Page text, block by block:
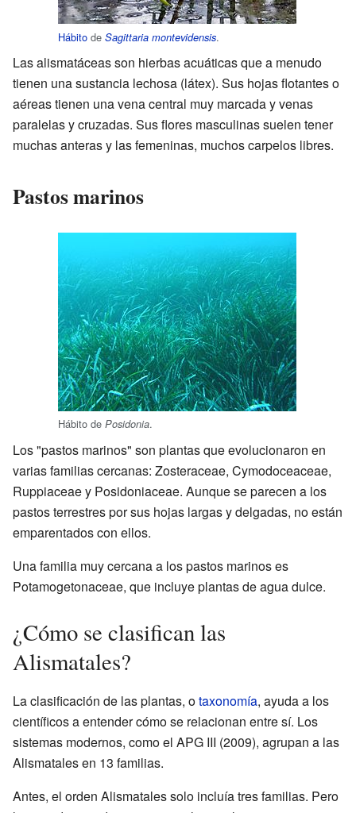
Hábito de Sagittaria montevidensis.
Las alismatáceas son hierbas acuáticas que a menudo
tienen una sustancia lechosa (látex). Sus hojas flotantes o
aéreas tienen una vena central muy marcada y venas
paralelas y cruzadas. Sus flores masculinas suelen tener
muchas anteras y las femeninas, muchos carpelos libres.
Pastos marinos
Hábito de Posidonia.
Los "pastos marinos" son plantas que evolucionaron en
varias familias cercanas: Zosteraceae, Cymodoceaceae,
Ruppiaceae y Posidoniaceae. Aunque se parecen a los
pastos terrestres por sus hojas largas y delgadas, no están
emparentados con ellos.
Una familia muy cercana a los pastos marinos es
Potamogetonaceae, que incluye plantas de agua dulce.
¿Cómo se clasifican las
Alismatales?
La clasificación de las plantas, otaxonomía, ayuda a los
científicos a entender cómo se relacionan entre sí. Los
sistemas modernos, como el APG III (2009), agrupan a las
Alismatales en 13 familias.
Antes, el orden Alismatales solo incluía tres familias. Pero